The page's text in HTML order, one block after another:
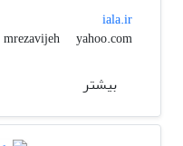
iala.ir
mrezavijeh
yahoo.com
بیشتر